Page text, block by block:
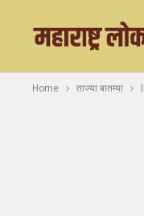
Home ताज्या बातम्या